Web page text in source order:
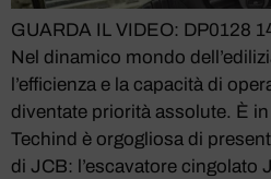
GUARDA IL VIDEO: DP0128
Nel dinamico mondo
l’efficienza e la capacità di
diventate priorità assolute. È
Techind è orgogliosa di
di JCB: l’escavatore cingolato